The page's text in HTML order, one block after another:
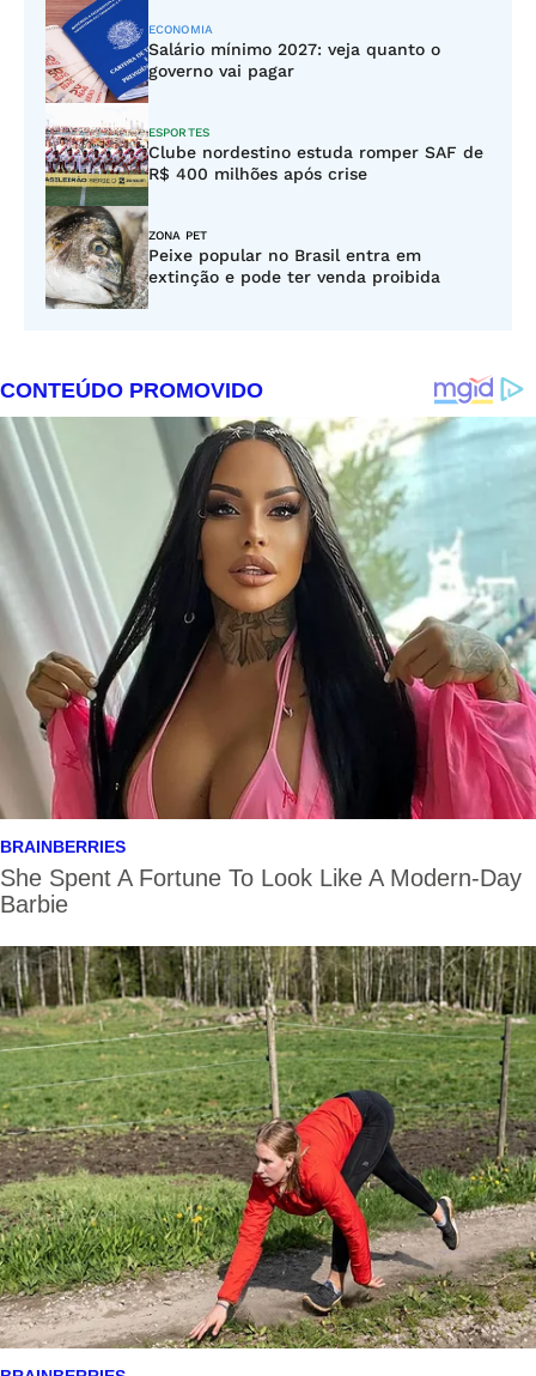
ECONOMIA
Salário mínimo 2027: veja quanto o
governo vai pagar
ESPORTES
Clube nordestino estuda romper SAF de
R$ 400 milhões após crise
ZONA PET
Peixe popular no Brasil entra em
extinção e pode ter venda proibida